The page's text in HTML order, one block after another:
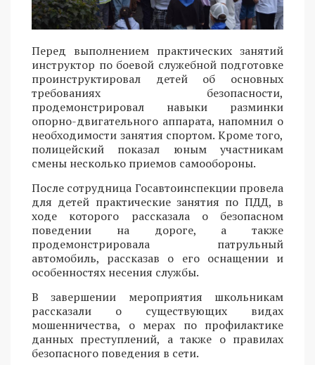
Перед выполнением практических занятий
инструктор по боевой служебной подготовке
проинструктировал детей об основных
требованиях безопасности,
продемонстрировал навыки разминки
опорно-двигательного аппарата, напомнил о
необходимости занятия спортом. Кроме того,
полицейский показал юным участникам
смены несколько приемов самообороны.
После сотрудница Госавтоинспекции провела
для детей практические занятия по ПДД, в
ходе которого рассказала о безопасном
поведении на дороге, а также
продемонстрировала патрульный
автомобиль, рассказав о его оснащении и
особенностях несения службы.
В завершении мероприятия школьникам
рассказали о существующих видах
мошенничества, о мерах по профилактике
данных преступлений, а также о правилах
безопасного поведения в сети.